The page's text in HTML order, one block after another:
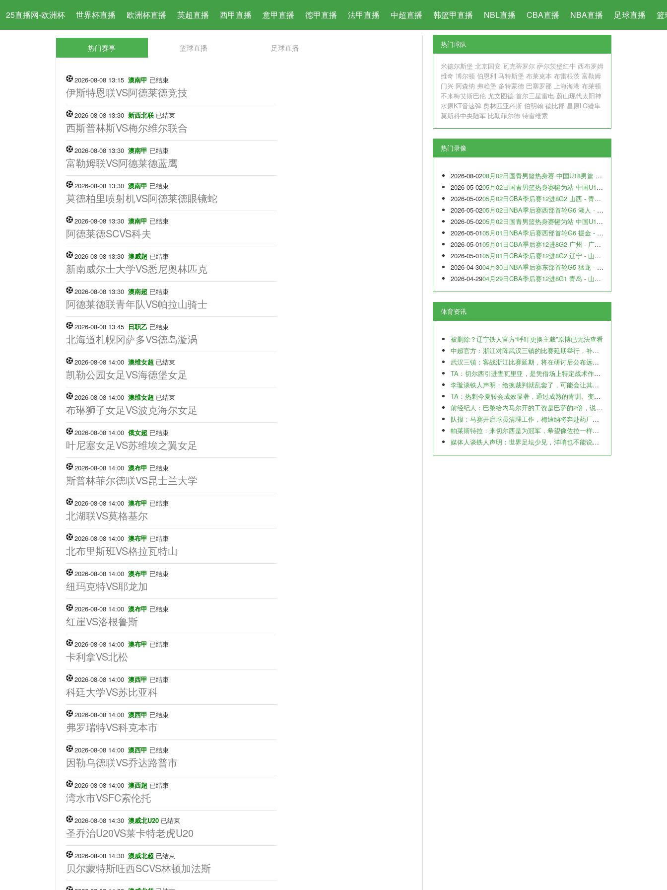
25直播网-欧洲杯 世界杯直播 欧洲杯直播 英超直播 西甲直播 意甲直播 德甲直播 法甲直播 中超直播 韩篮甲直播 NBL直播 CBA直播 NBA直播 足球直播 篮
热门赛事 篮球直播 足球直播
2026-08-08 13:15 澳南甲 已结束
伊斯特恩联VS阿德莱德竞技
2026-08-08 13:30 新西北联 已结束
西斯普林斯VS梅尔维尔联合
2026-08-08 13:30 澳南甲 已结束
富勒姆联VS阿德莱德蓝鹰
2026-08-08 13:30 澳南甲 已结束
莫德柏里喷射机VS阿德莱德眼镜蛇
2026-08-08 13:30 澳南甲 已结束
阿德莱德SCVS科夫
2026-08-08 13:30 澳威超 已结束
新南威尔士大学VS悉尼奥林匹克
2026-08-08 13:30 澳南超 已结束
阿德莱德联青年队VS帕拉山骑士
2026-08-08 13:45 日职乙 已结束
北海道札幌冈萨多VS德岛漩涡
2026-08-08 14:00 澳维女超 已结束
凯勒公园女足VS海德堡女足
2026-08-08 14:00 澳维女超 已结束
布琳狮子女足VS波克海尔女足
2026-08-08 14:00 俄女超 已结束
叶尼塞女足VS苏维埃之翼女足
2026-08-08 14:00 澳布甲 已结束
斯普林菲尔德联VS昆士兰大学
2026-08-08 14:00 澳布甲 已结束
北湖联VS莫格基尔
2026-08-08 14:00 澳布甲 已结束
北布里斯班VS格拉瓦特山
2026-08-08 14:00 澳布甲 已结束
纽玛克特VS耶龙加
2026-08-08 14:00 澳布甲 已结束
红崖VS洛根鲁斯
2026-08-08 14:00 澳布甲 已结束
卡利拿VS北松
2026-08-08 14:00 澳西甲 已结束
科廷大学VS苏比亚科
2026-08-08 14:00 澳西甲 已结束
弗罗瑞特VS科克本市
2026-08-08 14:00 澳西甲 已结束
因勒乌德联VS乔达路普市
2026-08-08 14:00 澳西超 已结束
湾水市VSFC索伦托
2026-08-08 14:30 澳威北U20 已结束
圣乔治U20VS莱卡特老虎U20
2026-08-08 14:30 澳威北超 已结束
贝尔蒙特斯旺西SCVS林顿加法斯
热门球队
米德尔斯堡 北京国安 瓦克蒂罗尔 萨尔茨堡红牛 西布罗姆
维奇 博尔顿 伯恩利 马特斯堡 布莱克本 布雷根茨 富勒姆
门兴 阿森纳 弗赖堡 多特蒙德 巴塞罗那 上海海港 布莱顿
不来梅艾斯巴伦 尤文图德 首尔三星雷电 蔚山现代太阳神
水原KT音速弹 奥林匹亚科斯 伯明翰 德比郡 昌原LG猎隼
莫斯科中央陆军 比勒菲尔德 特雷维索
热门录像
2026-08-0208月02日国青男篮热身赛 中国U18男篮 - 纽纳华丁闪电队 全场录像
2026-05-0205月02日国青男篮热身赛犍为站 中国U17男篮 - 犹他预科篮球队 全场录像
2026-05-0205月02日CBA季后赛12进8G2 山西 - 青岛 全场录像
2026-05-0205月02日NBA季后赛西部首轮G6 湖人 - 火箭 全场录像
2026-05-0205月02日国青男篮热身赛犍为站 中国U17男篮 - 阿尔法学院 全场录像
2026-05-0105月01日NBA季后赛西部首轮G6 掘金 - 森林狼 全场录像
2026-05-0105月01日CBA季后赛12进8G2 广州 - 广东 全场录像
2026-05-0105月01日CBA季后赛12进8G2 辽宁 - 山东 全场录像
2026-04-3004月30日NBA季后赛东部首轮G5 猛龙 - 骑士 全场录像
2026-04-2904月29日CBA季后赛12进8G1 青岛 - 山西 全场录像
体育资讯
被删除？辽宁铁人官方“呼吁更换主裁”原博已无法查看
中超官方：浙江对阵武汉三镇的比赛延期举行，补赛时间另行通知
武汉三镇：客战浙江比赛延期，将在研讨后公布远征球迷的补偿方案
TA：切尔西引进查瓦里亚，是凭借场上特定战术作用被选中的即战力
李璇谈铁人声明：给换裁判就乱套了，可能会让其他裁判产生共情
TA：热刺今夏转会成效显著，通过成熟的青训、变现完成阵容迭代
前经纪人：巴黎给内马尔开的工资是巴萨的2倍，说到底还是钱
队报：马赛开启球员清理工作，梅迪纳将奔赴药厂，鲁利将加盟曼城
帕莱斯特拉：来切尔西是为冠军，希望像佐拉一样成为蓝军传奇
媒体人谈铁人声明：世界足坛少见，洋哨也不能说判罚就没问题